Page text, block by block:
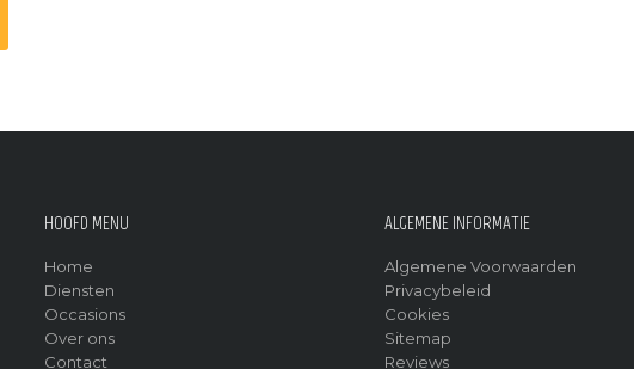
HOOFD MENU
Home
Diensten
Occasions
Over ons
Contact
ALGEMENE INFORMATIE
Algemene Voorwaarden
Privacybeleid
Cookies
Sitemap
Reviews